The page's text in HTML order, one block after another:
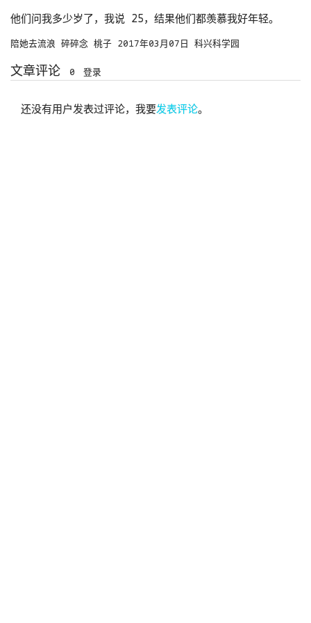
他们问我多少岁了，我说 25，结果他们都羡慕我好年轻。
陪她去流浪 碎碎念 桃子 2017年03月07日 科兴科学园
文章评论 0 登录
还没有用户发表过评论，我要发表评论。